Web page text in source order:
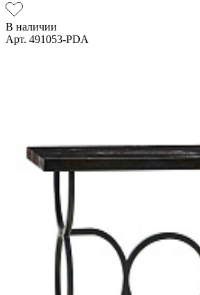
В наличии
Арт. 491053-PDA